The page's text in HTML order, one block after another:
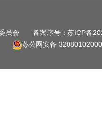
委员会 备案序号： 苏ICP备
苏公网安备